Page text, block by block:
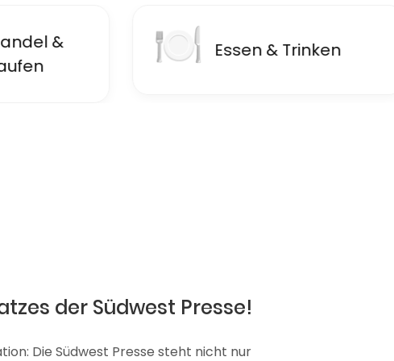
🍽 Essen & Trinken 🏦
der Südwest Presse!
Die Südwest Presse steht nicht nur